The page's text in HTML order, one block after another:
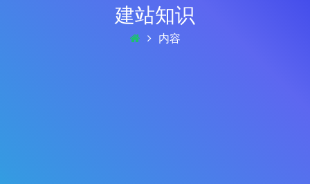
建站知识
内容